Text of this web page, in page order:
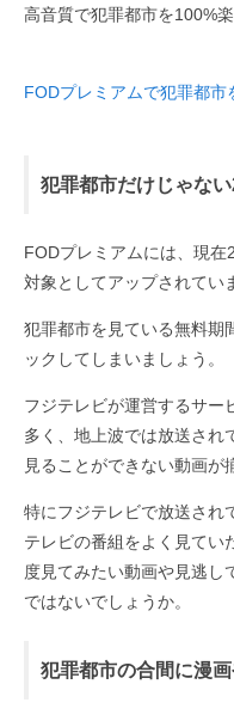
高音質で犯罪都市を100%
FODプレミアムで犯罪都市
犯罪都市だけじゃな
FODプレミアムには、現
対象としてアップされてい
犯罪都市を見ている無料期
ックしてしまいましょう。
フジテレビが運営するサー
多く、地上波では放送され
見ることができない動画が
特にフジテレビで放送され
テレビの番組をよく見てい
度見てみたい動画や見逃し
ではないでしょうか。
犯罪都市の合間に漫